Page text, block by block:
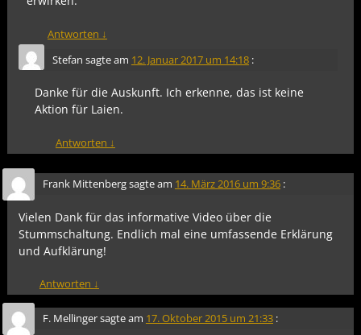
Antworten ↓
Stefan sagte am 12. Januar 2017 um 14:18 :
Danke für die Auskunft. Ich erkenne, das ist keine
Aktion für Laien.
Antworten ↓
Frank Mittenbergsagte am 14. März 2016 um 9:36 :
Vielen Dank für das informative Video über die
Stummschaltung. Endlich mal eine umfassende Erklärung
und Aufklärung!
Antworten ↓
F. Mellingersagte am 17. Oktober 2015 um 21:33 :